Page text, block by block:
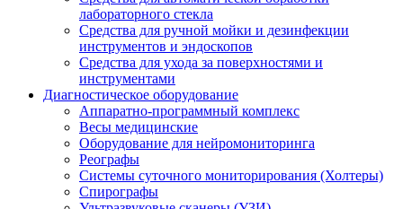
лабораторного стекла
Средства для ручной мойки и дезинфекции
инструментов и эндоскопов
Средства для ухода за поверхностями и
инструментами
Диагностическое оборудование
Аппаратно-программный комплекс
Весы медицинские
Оборудование для нейромониторинга
Реографы
Системы суточного мониторирования (Холтеры)
Спирографы